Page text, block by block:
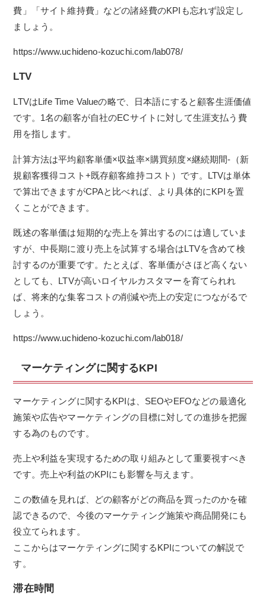
費」「サイト維持費」などの諸経費のKPIも忘れず設定し
ましょう。
https://www.uchideno-kozuchi.com/lab078/
LTV
LTVはLife Time Valueの略で、日本語にすると顧客生涯価値
です。1名の顧客が自社のECサイトに対して生涯支払う費
用を指します。
計算方法は平均顧客単価×収益率×購買頻度×継続期間-（新
規顧客獲得コスト+既存顧客維持コスト）です。LTVは単体
で算出できますがCPAと比べれば、より具体的にKPIを置
くことができます。
既述の客単価は短期的な売上を算出するのには適していま
すが、中長期に渡り売上を試算する場合はLTVを含めて検
討するのが重要です。たとえば、客単価がさほど高くない
としても、LTVが高いロイヤルカスタマーを育てられれ
ば、将来的な集客コストの削減や売上の安定につながるで
しょう。
https://www.uchideno-kozuchi.com/lab018/
マーケティングに関するKPI
マーケティングに関するKPIは、SEOやEFOなどの最適化
施策や広告やマーケティングの目標に対しての進捗を把握
する為のものです。
売上や利益を実現するための取り組みとして重要視すべき
です。売上や利益のKPIにも影響を与えます。
この数値を見れば、どの顧客がどの商品を買ったのかを確
認できるので、今後のマーケティング施策や商品開発にも
役立てられます。
ここからはマーケティングに関するKPIについての解説で
す。
滞在時間